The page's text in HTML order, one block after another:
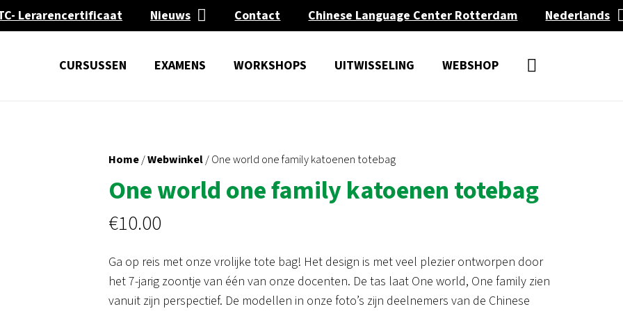
Lerarencertificaat Nieuws Contact Chinese Language Center Rotterdam Nederlands
CURSUSSEN EXAMENS WORKSHOPS UITWISSELING WEBSHOP
Home/Webwinkel/ One world one family katoenen totebag
One world one family katoenen totebag
€10.00
Ga op reis met onze vrolijke tote bag! Het design is met veel plezier ontworpen door
het 7-jarig zoontje van één van onze docenten. De tas laat One world, One family zien
vanuit zijn perspectief. De modellen in onze foto’s zijn deelnemers van de Chinese